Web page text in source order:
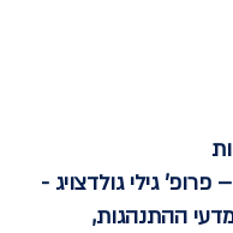
– פרופ' גילי גולדצויג -
ההתנהגות,